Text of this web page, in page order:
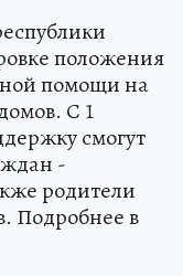
положения
помощи на
С 1
смогут
-
родители
Подробнее в